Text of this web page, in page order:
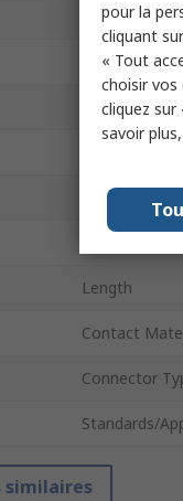
Gender
Termination
Current
Connector Size
Length
Contact
Connector
Standards/
similaires
pour la
cliquant sur
« Tout
choisir vos
cliquez sur
savoir